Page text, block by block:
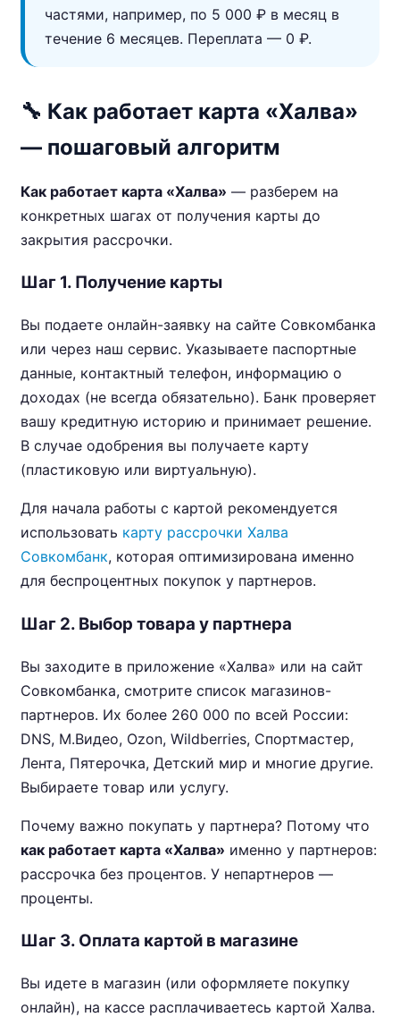
частями, например, по 5 000 ₽ в месяц в
течение 6 месяцев. Переплата — 0 ₽.
🔧 Как работает карта «Халва»
— пошаговый алгоритм
Как работает карта «Халва» — разберем на
конкретных шагах от получения карты до
закрытия рассрочки.
Шаг 1. Получение карты
Вы подаете онлайн-заявку на сайте Совкомбанка
или через наш сервис. Указываете паспортные
данные, контактный телефон, информацию о
доходах (не всегда обязательно). Банк проверяет
вашу кредитную историю и принимает решение.
В случае одобрения вы получаете карту
(пластиковую или виртуальную).
Для начала работы с картой рекомендуется
использовать карту рассрочки Халва
Совкомбанк, которая оптимизирована именно
для беспроцентных покупок у партнеров.
Шаг 2. Выбор товара у партнера
Вы заходите в приложение «Халва» или на сайт
Совкомбанка, смотрите список магазинов-
партнеров. Их более 260 000 по всей России:
DNS, М.Видео, Ozon, Wildberries, Спортмастер,
Лента, Пятерочка, Детский мир и многие другие.
Выбираете товар или услугу.
Почему важно покупать у партнера? Потому что
как работает карта «Халва» именно у партнеров:
рассрочка без процентов. У непартнеров —
проценты.
Шаг 3. Оплата картой в магазине
Вы идете в магазин (или оформляете покупку
онлайн), на кассе расплачиваетесь картой Халва.